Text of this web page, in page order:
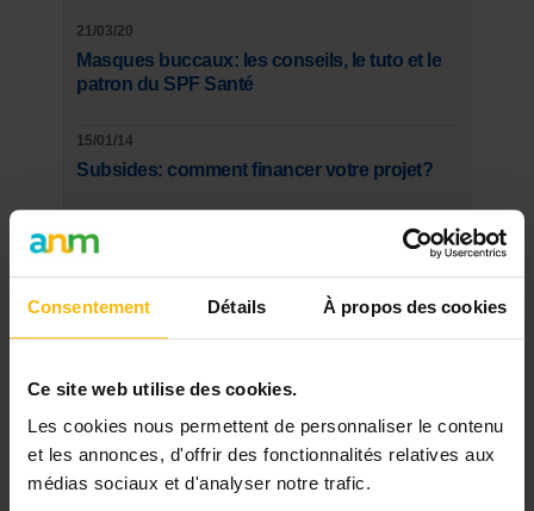
Consentement Détails À propos des cookies
Ce site web utilise des cookies.
Les cookies nous permettent de personnaliser le contenu
et les annonces, d'offrir des fonctionnalités relatives aux
médias sociaux et d'analyser notre trafic.
21/03/20
Masques buccaux: les conseils, le tuto et le
patron du SPF Santé
15/01/14
Subsides: comment financer votre projet?
Maltraitance infantile : augmentation des
signalements en 2015
29/06/21
2021-2025 !
Petite Enfance : 3.143 nouvelles places
d’accueil, 700 emplois créés